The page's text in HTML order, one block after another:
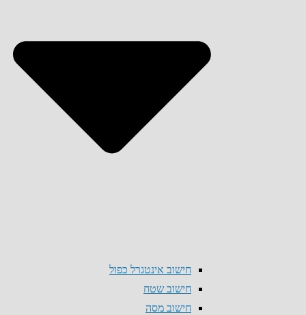
חישוב אינטגרל כפול
חישוב שטח
חישוב מסה